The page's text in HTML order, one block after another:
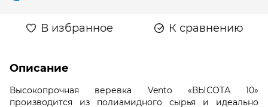
В избранное К сравнению
Описание
Высокопрочная веревка Vento «ВЫСОТА 10»
производится из полиамидного сырья и идеально